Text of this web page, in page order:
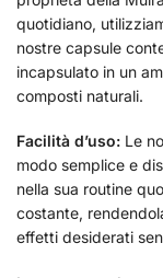
quotidiano,
nostre capsule
incapsulato in un
composti naturali.
Facilità d’uso: Le
modo semplice e
nella sua routine
costante,
effetti desiderati